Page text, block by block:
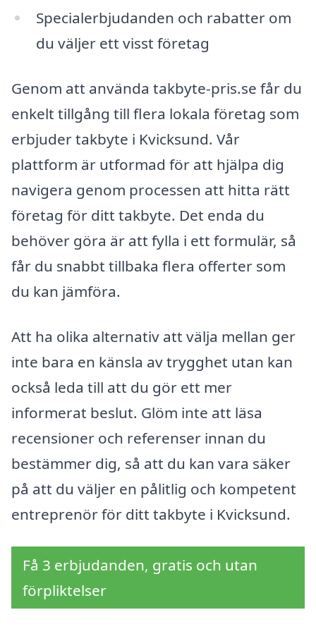
Specialerbjudanden och rabatter om
du väljer ett visst företag
Genom att använda takbyte-pris.se får du
enkelt tillgång till flera lokala företag som
erbjuder takbyte i Kvicksund. Vår
plattform är utformad för att hjälpa dig
navigera genom processen att hitta rätt
företag för ditt takbyte. Det enda du
behöver göra är att fylla i ett formulär, så
får du snabbt tillbaka flera offerter som
du kan jämföra.
Att ha olika alternativ att välja mellan ger
inte bara en känsla av trygghet utan kan
också leda till att du gör ett mer
informerat beslut. Glöm inte att läsa
recensioner och referenser innan du
bestämmer dig, så att du kan vara säker
på att du väljer en pålitlig och kompetent
entreprenör för ditt takbyte i Kvicksund.
Få 3 erbjudanden, gratis och utan
förpliktelser